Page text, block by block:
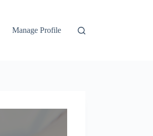
Manage Profile